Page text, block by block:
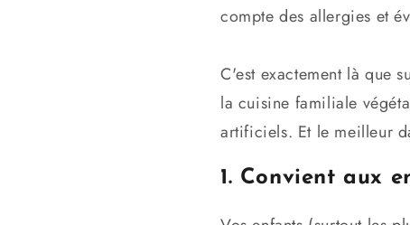
compte des allergies et
C'est exactement là que
la cuisine familiale
artificiels. Et le meilleur
1. Convient aux